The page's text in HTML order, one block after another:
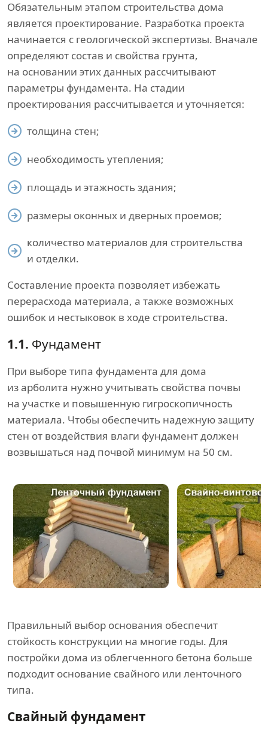
Обязательным этапом строительства дома
является проектирование. Разработка проекта
начинается с геологической экспертизы. Вначале
определяют состав и свойства грунта,
на основании этих данных рассчитывают
параметры фундамента. На стадии
проектирования рассчитывается и уточняется:
толщина стен;
необходимость утепления;
площадь и этажность здания;
размеры оконных и дверных проемов;
количество материалов для строительства
и отделки.
Составление проекта позволяет избежать
перерасхода материала, а также возможных
ошибок и нестыковок в ходе строительства.
1.1. Фундамент
При выборе типа фундамента для дома
из арболита нужно учитывать свойства почвы
на участке и повышенную гигроскопичность
материала. Чтобы обеспечить надежную защиту
стен от воздействия влаги фундамент должен
возвышаться над почвой минимум на 50 см.
Правильный выбор основания обеспечит
стойкость конструкции на многие годы. Для
постройки дома из облегченного бетона больше
подходит основание свайного или ленточного
типа.
Свайный фундамент